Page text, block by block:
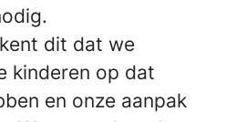
dit dat we
kinderen op dat
en onze aanpak